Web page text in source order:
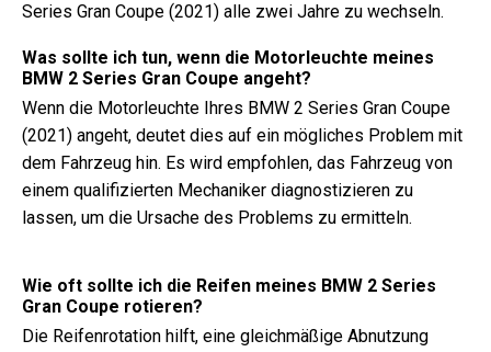
Series Gran Coupe (2021) alle zwei Jahre zu wechseln.
Was sollte ich tun, wenn die Motorleuchte meines
BMW 2 Series Gran Coupe angeht?
Wenn die Motorleuchte Ihres BMW 2 Series Gran Coupe
(2021) angeht, deutet dies auf ein mögliches Problem mit
dem Fahrzeug hin. Es wird empfohlen, das Fahrzeug von
einem qualifizierten Mechaniker diagnostizieren zu
lassen, um die Ursache des Problems zu ermitteln.
Wie oft sollte ich die Reifen meines BMW 2 Series
Gran Coupe rotieren?
Die Reifenrotation hilft, eine gleichmäßige Abnutzung